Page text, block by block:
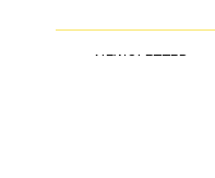
NEWSLETTER